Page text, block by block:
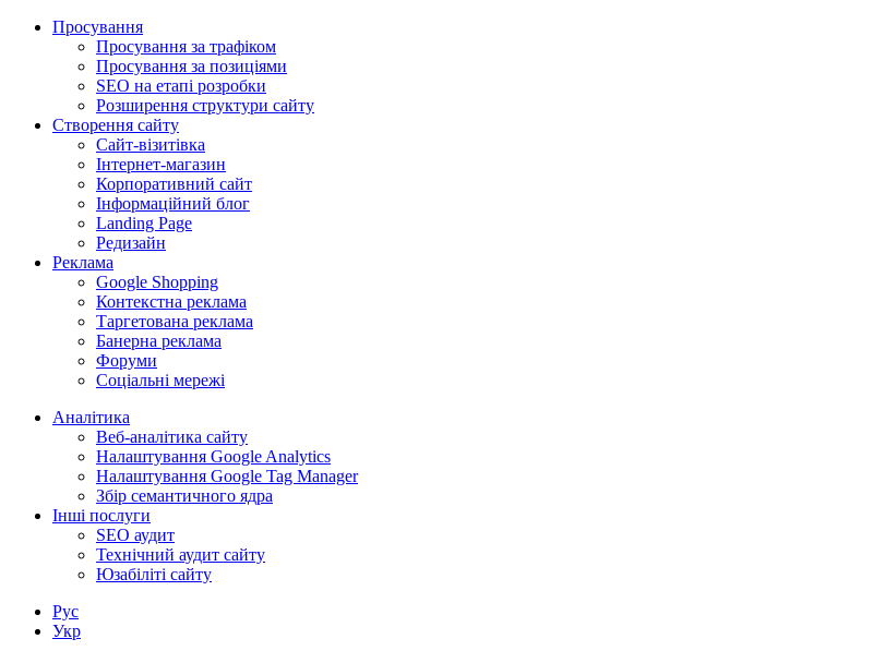
Просування
Просування за трафіком
Просування за позиціями
SEO на етапі розробки
Розширення структури сайту
Створення сайту
Сайт-візитівка
Інтернет-магазин
Корпоративний сайт
Інформаційний блог
Landing Page
Редизайн
Реклама
Google Shopping
Контекстна реклама
Таргетована реклама
Банерна реклама
Форуми
Cоціальні мережі
Аналітика
Веб-аналітика сайту
Налаштування Google Analytics
Налаштування Google Tag Manager
Збір семантичного ядра
Інші послуги
SEO аудит
Технічний аудит сайту
Юзабіліті сайту
Рус
Укр